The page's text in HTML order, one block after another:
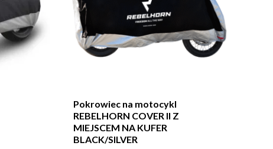
Pokrowiec na motocykl
REBELHORN COVER II Z
MIEJSCEM NA KUFER
BLACK/SILVER